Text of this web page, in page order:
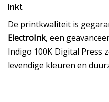
Inkt
De printkwaliteit is
ElectroInk, een
Indigo 100K Digital Press
levendige kleuren en